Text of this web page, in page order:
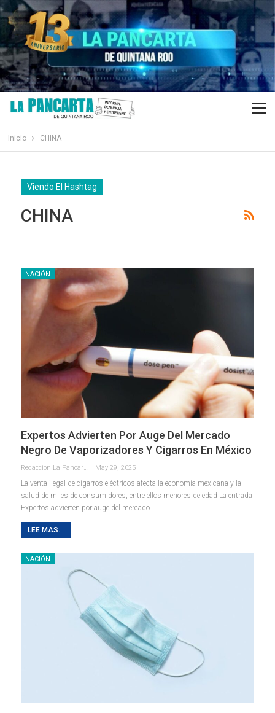
Inicio CHINA
Viendo El Hashtag
CHINA
NACIÓN
Expertos Advierten Por Auge Del Mercado
Negro De Vaporizadores Y Cigarros En México
Redaccion La Pancarta De Quintana Roo May 29, 2025
La venta ilegal de cigarros eléctricos afecta la economía mexicana y la
salud de miles de consumidores, entre ellos menores de edad La entrada
Expertos advierten por auge del mercado…
LEE MAS...
NACIÓN